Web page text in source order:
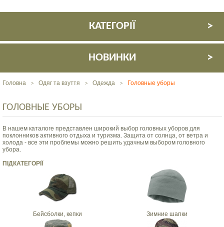
КАТЕГОРІЇ
НОВИНКИ
Головна > Одяг та взуття > Одежда > Головные уборы
ГОЛОВНЫЕ УБОРЫ
В нашем каталоге представлен широкий выбор головных уборов для
поклонников активного отдыха и туризма. Защита от солнца, от ветра и
холода - все эти проблемы можно решить удачным выбором головного
убора.
ПІДКАТЕГОРІЇ
Бейсболки, кепки Зимние шапки